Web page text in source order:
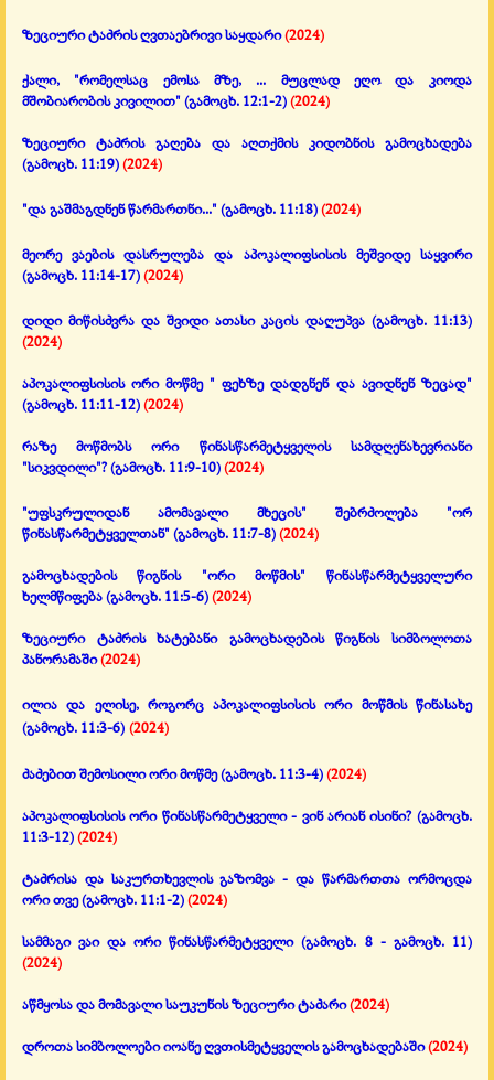
ზეციური ტაძრის ღვთაებრივი საყდარი(2024)
ქალი, "რომელსაც ემოსა მზე, ... მუცლად ეღო და კიოდა
მშობიარობის კივილით" (გამოცხ. 12:1-2)(2024)
ზეციური ტაძრის გაღება და აღთქმის კიდობნის გამოცხადება
(გამოცხ. 11:19)(2024)
"და გაშმაგდნენ წარმართნი..." (გამოცხ. 11:18)(2024)
მეორე ვაების დასრულება და აპოკალიფსისის მეშვიდე საყვირი
(გამოცხ. 11:14-17)(2024)
დიდი მიწისძვრა და შვიდი ათასი კაცის დაღუპვა (გამოცხ. 11:13)
(2024)
აპოკალიფსისის ორი მოწმე " ფეხზე დადგნენ და ავიდნენ ზეცად"
(გამოცხ. 11:11-12)(2024)
რაზე მოწმობს ორი წინასწარმეტყველის სამდღენახევრიანი
"სიკვდილი"?(გამოცხ. 11:9-10)(2024)
"უფსკრულიდან ამომავალი მხეცის" შებრძოლება "ორ
წინასწარმეტყველთან" (გამოცხ. 11:7-8)(2024)
გამოცხადების წიგნის "ორი მოწმის" წინასწარმეტყველური
ხელმწიფება(გამოცხ. 11:5-6)(2024)
ზეციური ტაძრის ხატებანი გამოცხადების წიგნის სიმბოლოთა
პანორამაში(2024)
ილია და ელისე, როგორც აპოკალიფსისის ორი მოწმის წინასახე
(გამოცხ. 11:3-6) (2024)
ძაძებით შემოსილი ორი მოწმე (გამოცხ. 11:3-4)(2024)
აპოკალიფსისის ორი წინასწარმეტყველი - ვინ არიან ისინი? (გამოცხ.
11:3-12)(2024)
ტაძრისა და საკურთხევლის გაზომვა - და წარმართთა ორმოცდა
ორი თვე(გამოცხ. 11:1-2)(2024)
სამმაგი ვაი და ორი წინასწარმეტყველი(გამოცხ. 8 - გამოცხ. 11)
(2024)
აწმყოსა და მომავალი საუკუნის ზეციური ტაძარი(2024)
დროთა სიმბოლოები იოანე ღვთისმეტყველის გამოცხადებაში(2024)